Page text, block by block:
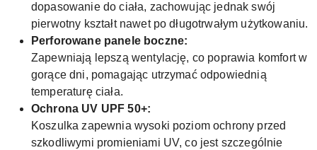
dopasowanie do ciała, zachowując jednak swój
pierwotny kształt nawet po długotrwałym użytkowaniu.
Perforowane panele boczne:
Zapewniają lepszą wentylację, co poprawia komfort w
gorące dni, pomagając utrzymać odpowiednią
temperaturę ciała.
Ochrona UV UPF 50+:
Koszulka zapewnia wysoki poziom ochrony przed
szkodliwymi promieniami UV, co jest szczególnie